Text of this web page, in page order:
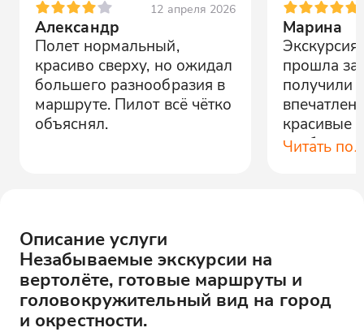
12 апреля 2026
Александр
Полет нормальный,
красиво сверху, но ожидал
большего разнообразия в
маршруте. Пилот всё чётко
объяснял.
Марина
Экскурсия
прошла
получили
красивые
особенно
Читать
Описание услуги
Незабываемые экскурсии на
вертолёте, готовые маршруты и
головокружительный вид на город
и окрестности.